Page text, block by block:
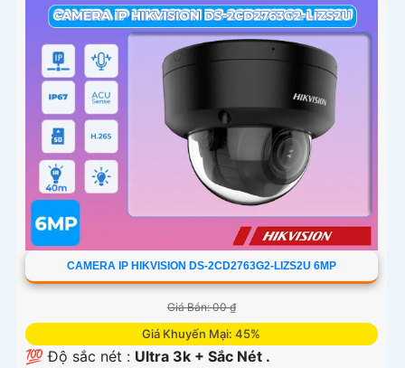
CAMERA IP HIKVISION DS-2CD2763G2-LIZS2U 6MP
Giá Bán: 00 ₫
Giá Khuyến Mại: 45%
💯 Độ sắc nét : Ultra 3k + Sắc Nét .